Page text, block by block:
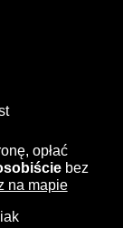
opłać
bez
na mapie